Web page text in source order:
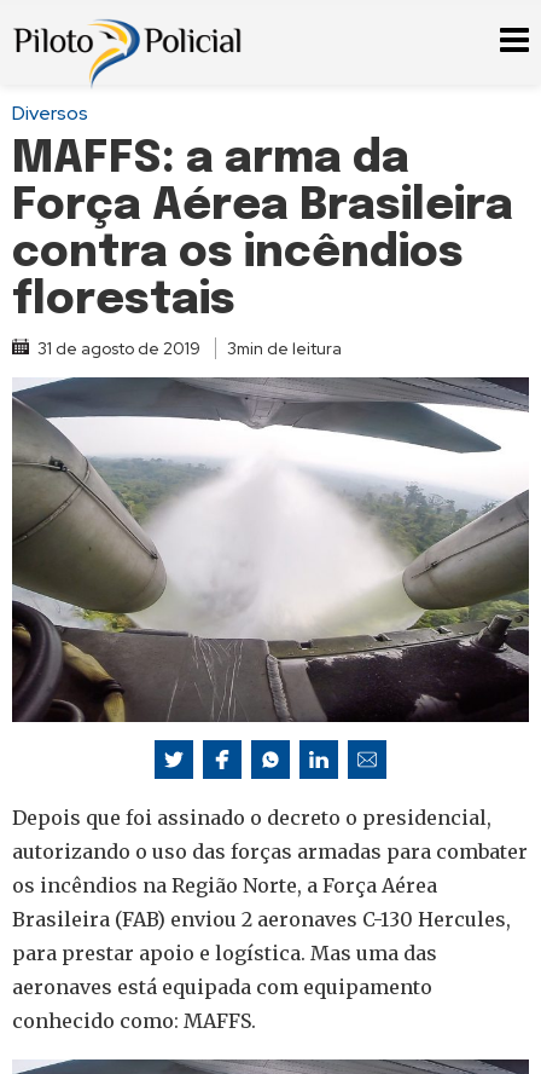
Diversos
MAFFS: a arma da
Força Aérea Brasileira
contra os incêndios
florestais
31 de agosto de 2019 3min de leitura
Depois que foi assinado o decreto o presidencial,
autorizando o uso das forças armadas para combater
os incêndios na Região Norte, a Força Aérea
Brasileira (FAB) enviou 2 aeronaves C-130 Hercules,
para prestar apoio e logística. Mas uma das
aeronaves está equipada com equipamento
conhecido como: MAFFS.